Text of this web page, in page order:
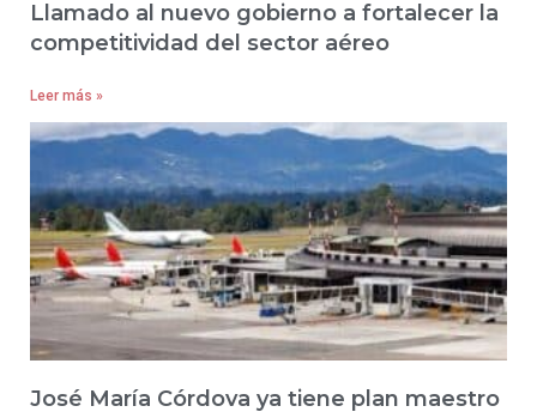
Llamado al nuevo gobierno a fortalecer la
competitividad del sector aéreo
Leer más »
José María Córdova ya tiene plan maestro